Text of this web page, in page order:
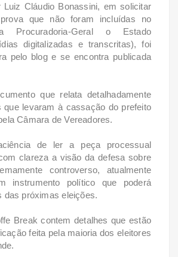
Luiz Cláudio Bonassini, em solicitar
que não foram incluídas no
Procuradoria-Geral o Estado
digitalizadas e transcritas), foi
pelo blog e se encontra publicada
que relata detalhadamente
que levaram à cassação do prefeito
Câmara de Vereadores.
de ler a peça processual
clareza a visão da defesa sobre
controverso, atualmente
instrumento político que poderá
das próximas eleições.
Break contem detalhes que estão
feita pela maioria dos eleitores